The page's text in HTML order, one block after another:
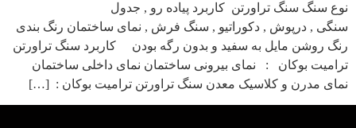
نوع سنگ سنگ تراورتن کاربرد پیاده رو , جدول
سنگی , درپوش , دکوراتیو , سنگ فرش , نمای ساختمان رنگ بندی
رنگ روشن مایل به سفید و بدون رگه بودن کاربرد سنگ تراورتن
ترامیت بوکان : نمای بیرونی ساختمان نمای داخلی ساختمان
نمای مدرن و کلاسیک معدن سنگ تراورتن ترامیت بوکان : […]